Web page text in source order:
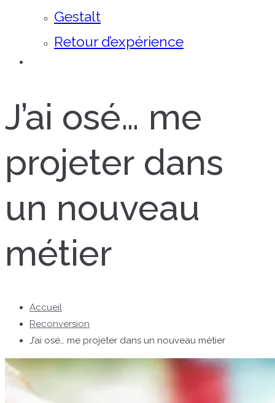
Gestalt
Retour d’expérience
J’ai osé… me
projeter dans
un nouveau
métier
Accueil
Reconversion
J’ai osé… me projeter dans un nouveau métier